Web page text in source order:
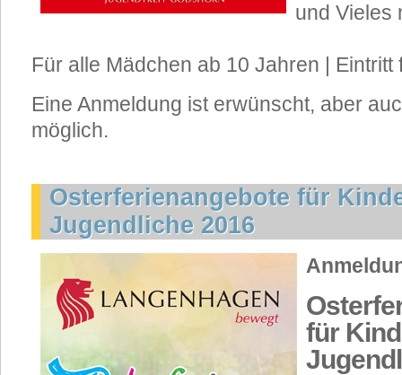
und Vieles
Für alle Mädchen ab 10 Jahren | Eintritt
Eine Anmeldung ist erwünscht, aber
möglich.
Osterferienangebote für
Jugendliche 2016
für